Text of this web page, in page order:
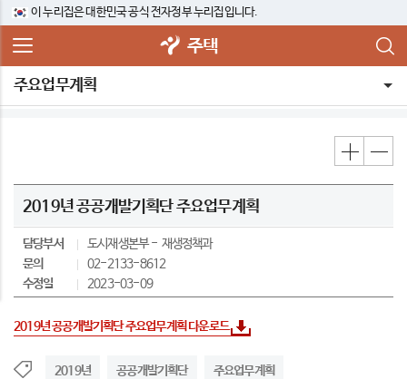
이 누리집은 대한민국 공식 전자정부 누리집입니다.
주택
주요업무계획
2019년 공공개발기획단 주요업무계획
담당부서 도시재생본부
재생정책과
문의
02-2133-8612
수정일
2023-03-09
2019년 공공개발기획단 주요업무계획 다운로드
2019년 공공개발기획단 주요업무계획